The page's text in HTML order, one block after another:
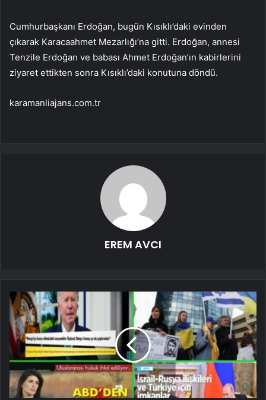
Cumhurbaşkanı Erdoğan, bugün Kısıklı’daki evinden
çıkarak Karacaahmet Mezarlığı’na gitti. Erdoğan, annesi
Tenzile Erdoğan ve babası Ahmet Erdoğan’ın kabirlerini
ziyaret ettikten sonra Kısıklı’daki konutuna döndü.
karamanliajans.com.tr
EREM AVCI